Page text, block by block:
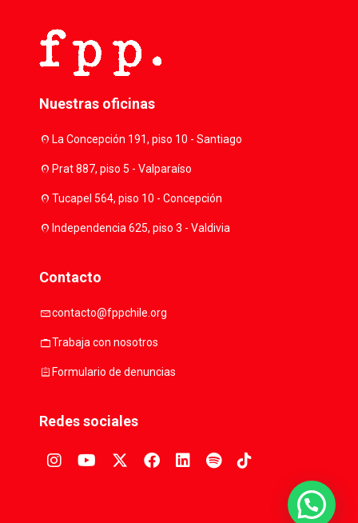
Nuestras oficinas
location_onLa Concepción 191, piso 10 - Santiago
location_onPrat 887, piso 5 - Valparaíso
location_onTucapel 564, piso 10 - Concepción
location_onIndependencia 625, piso 3 - Valdivia
Contacto
mailcontacto@fppchile.org
workTrabaja con nosotros
assignmentFormulario de denuncias
Redes sociales